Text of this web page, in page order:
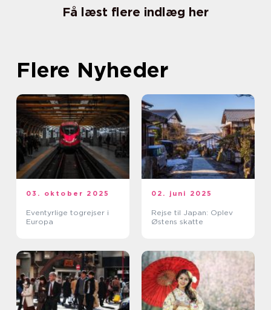
Få læst flere indlæg her
Flere Nyheder
03. oktober 2025
Eventyrlige togrejser i
Europa
02. juni 2025
Rejse til Japan: Oplev
Østens skatte